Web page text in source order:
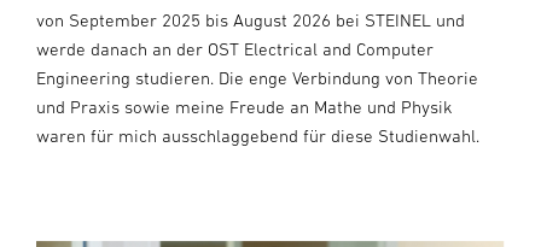
von September 2025 bis August 2026 bei STEINEL und
werde danach an der OST Electrical and Computer
Engineering studieren. Die enge Verbindung von Theorie
und Praxis sowie meine Freude an Mathe und Physik
waren für mich ausschlaggebend für diese Studienwahl.